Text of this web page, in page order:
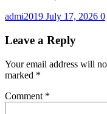
admi2019 July 17, 2026 0
Leave a Reply
Your email address will
marked *
Comment *